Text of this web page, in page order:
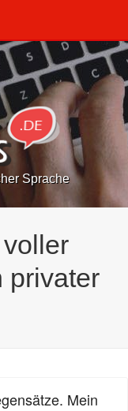
Sprache
privater
Mein